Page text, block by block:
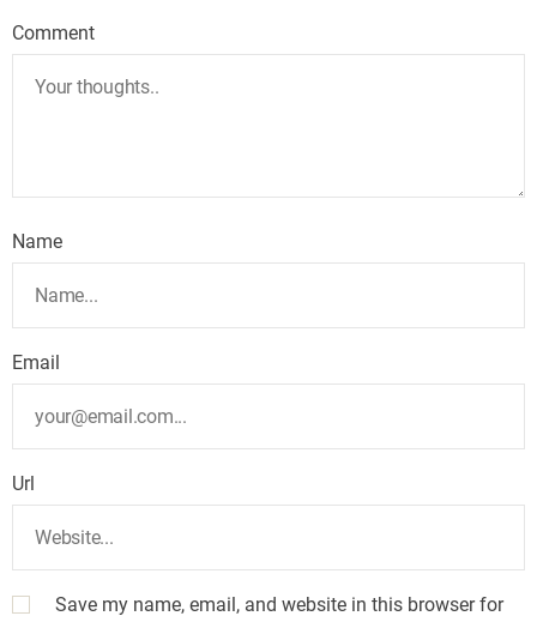
Comment
Name
Email
Url
Save my name, email, and website in this browser for